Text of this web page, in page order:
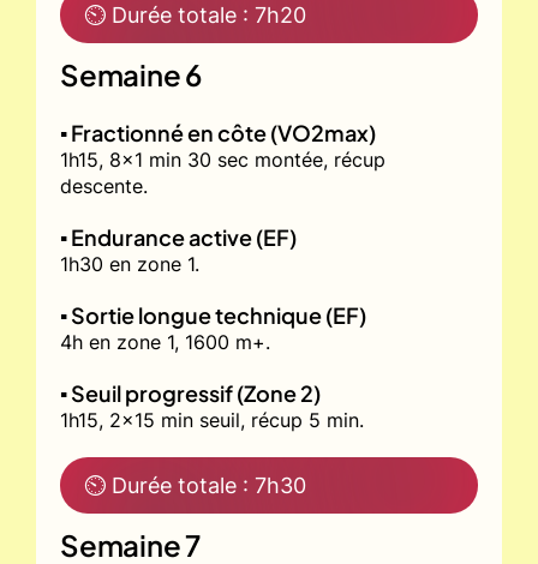
⏲ Durée totale : 7h20
Semaine 6
▪️ Fractionné en côte (VO2max)
1h15, 8x1 min 30 sec montée, récup
descente.
▪️ Endurance active (EF)
1h30 en zone 1.
▪️ Sortie longue technique (EF)
4h en zone 1, 1600 m+.
▪️ Seuil progressif (Zone 2)
1h15, 2x15 min seuil, récup 5 min.
⏲ Durée totale : 7h30
Semaine 7